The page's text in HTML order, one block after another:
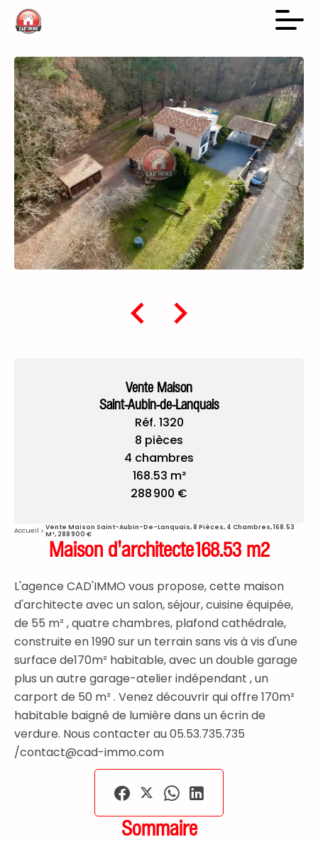
Vente Maison
Saint-Aubin-de-Lanquais
Réf. 1320
8 pièces
4 chambres
168.53 m²
288 900 €
Accueil
Vente Maison Saint-Aubin-De-Lanquais, 8 Pièces, 4 Chambres, 168.53
M², 288 900 €
Maison d'architecte168.53 m2
L'agence CAD'IMMO vous propose, cette maison
d'architecte avec un salon, séjour, cuisine équipée,
de 55 m² , quatre chambres, plafond cathédrale,
construite en 1990 sur un terrain sans vis à vis d'une
surface de170m² habitable, avec un double garage
plus un autre garage-atelier indépendant , un
carport de 50 m² . Venez découvrir qui offre 170m²
habitable baigné de lumière dans un écrin de
verdure. Nous contacter au 05.53.735.735
/contact@cad-immo.com
Sommaire